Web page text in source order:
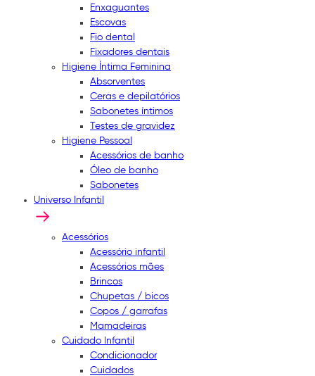
Enxaguantes
Escovas
Fio dental
Fixadores dentais
Higiene Íntima Feminina
Absorventes
Ceras e depilatórios
Sabonetes íntimos
Testes de gravidez
Higiene Pessoal
Acessórios de banho
Óleo de banho
Sabonetes
Universo Infantil
Acessórios
Acessório infantil
Acessórios mães
Brincos
Chupetas / bicos
Copos / garrafas
Mamadeiras
Cuidado Infantil
Condicionador
Cuidados